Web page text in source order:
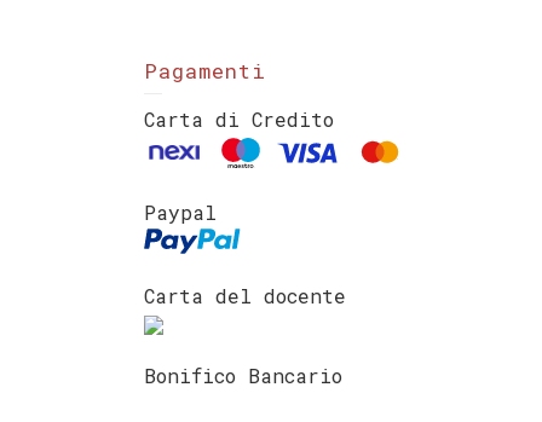
Pagamenti
Carta di Credito
Paypal
Carta del docente
Bonifico Bancario